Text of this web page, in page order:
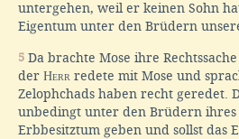
untergehen, weil er keinen Sohn
Eigentum unter den Brüdern
5 Da brachte Mose ihre
der Herr redete mit Mose und
Zelophchads haben recht geredet.
unbedingt unter den Brüdern ihres
Erbbesitztum geben und sollst das